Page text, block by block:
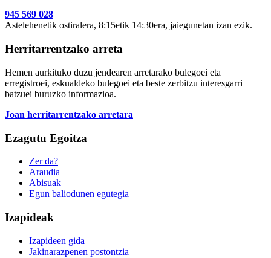
945 569 028
Astelehenetik ostiralera, 8:15etik 14:30era, jaiegunetan izan ezik.
Herritarrentzako arreta
Hemen aurkituko duzu jendearen arretarako bulegoei eta
erregistroei, eskualdeko bulegoei eta beste zerbitzu interesgarri
batzuei buruzko informazioa.
Joan herritarrentzako arretara
Ezagutu Egoitza
Zer da?
Araudia
Abisuak
Egun baliodunen egutegia
Izapideak
Izapideen gida
Jakinarazpenen postontzia